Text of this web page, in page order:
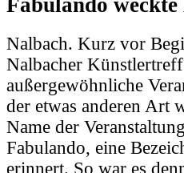
Fabulando weckte
Nalbach. Kurz vor
Nalbacher
außergewöhnliche
der etwas anderen Art
Name der
Fabulando, eine
erinnert. So war es